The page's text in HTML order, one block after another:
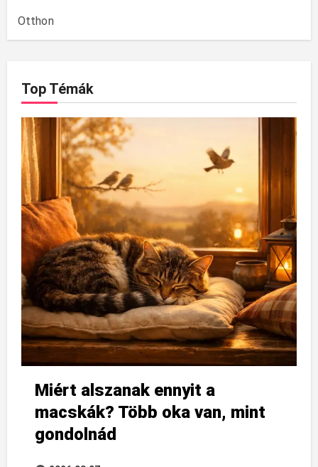
Otthon
Top Témák
Miért alszanak ennyit a
macskák? Több oka van, mint
gondolnád